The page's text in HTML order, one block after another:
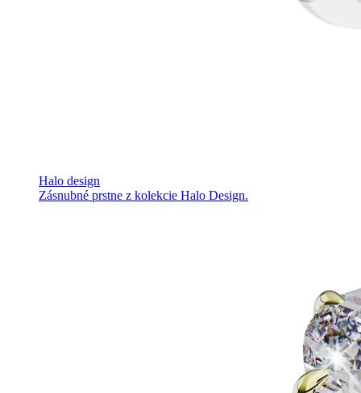
Halo design
Zásnubné prstne z kolekcie Halo Design.